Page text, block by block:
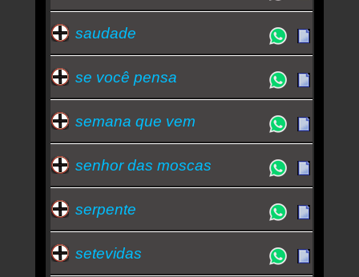
saudade
se você pensa
semana que vem
senhor das moscas
serpente
setevidas